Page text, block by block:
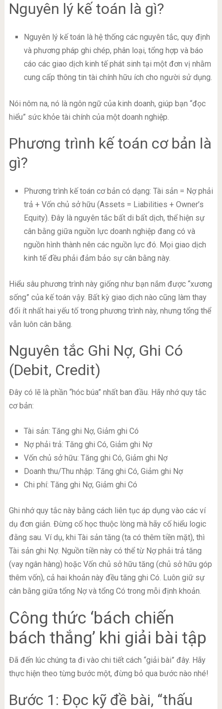
Nguyên lý kế toán là gì?
Nguyên lý kế toán là hệ thống các nguyên tắc, quy định
và phương pháp ghi chép, phân loại, tổng hợp và báo
cáo các giao dịch kinh tế phát sinh tại một đơn vị nhằm
cung cấp thông tin tài chính hữu ích cho người sử dụng.
Nói nôm na, nó là ngôn ngữ của kinh doanh, giúp bạn “đọc
hiểu” sức khỏe tài chính của một doanh nghiệp.
Phương trình kế toán cơ bản là
gì?
Phương trình kế toán cơ bản có dạng: Tài sản = Nợ phải
trả + Vốn chủ sở hữu (Assets = Liabilities + Owner’s
Equity). Đây là nguyên tắc bất di bất dịch, thể hiện sự
cân bằng giữa nguồn lực doanh nghiệp đang có và
nguồn hình thành nên các nguồn lực đó. Mọi giao dịch
kinh tế đều phải đảm bảo sự cân bằng này.
Hiểu sâu phương trình này giống như bạn nắm được “xương
sống” của kế toán vậy. Bất kỳ giao dịch nào cũng làm thay
đổi ít nhất hai yếu tố trong phương trình này, nhưng tổng thể
vẫn luôn cân bằng.
Nguyên tắc Ghi Nợ, Ghi Có
(Debit, Credit)
Đây có lẽ là phần “hóc búa” nhất ban đầu. Hãy nhớ quy tắc
cơ bản:
Tài sản: Tăng ghi Nợ, Giảm ghi Có
Nợ phải trả: Tăng ghi Có, Giảm ghi Nợ
Vốn chủ sở hữu: Tăng ghi Có, Giảm ghi Nợ
Doanh thu/Thu nhập: Tăng ghi Có, Giảm ghi Nợ
Chi phí: Tăng ghi Nợ, Giảm ghi Có
Ghi nhớ quy tắc này bằng cách liên tục áp dụng vào các ví
dụ đơn giản. Đừng cố học thuộc lòng mà hãy cố hiểu logic
đằng sau. Ví dụ, khi Tài sản tăng (ta có thêm tiền mặt), thì
Tài sản ghi Nợ. Nguồn tiền này có thể từ Nợ phải trả tăng
(vay ngân hàng) hoặc Vốn chủ sở hữu tăng (chủ sở hữu góp
thêm vốn), cả hai khoản này đều tăng ghi Có. Luôn giữ sự
cân bằng giữa tổng Nợ và tổng Có trong mỗi định khoản.
Công thức ‘bách chiến
bách thắng’ khi giải bài tập
Đã đến lúc chúng ta đi vào chi tiết cách “giải bài” đây. Hãy
thực hiện theo từng bước một, đừng bỏ qua bước nào nhé!
Bước 1: Đọc kỹ đề bài, “thấu